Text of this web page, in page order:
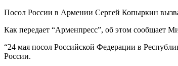
Посол России в Армении Сергей Копыркин
Как передает “Арменпресс”, об этом сообщает
“24 мая посол Российской Федерации в
России.